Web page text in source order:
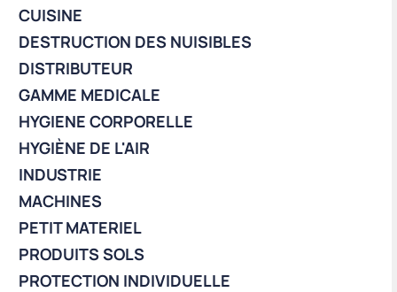
CUISINE
DESTRUCTION DES NUISIBLES
DISTRIBUTEUR
GAMME MEDICALE
HYGIENE CORPORELLE
HYGIÈNE DE L'AIR
INDUSTRIE
MACHINES
PETIT MATERIEL
PRODUITS SOLS
PROTECTION INDIVIDUELLE